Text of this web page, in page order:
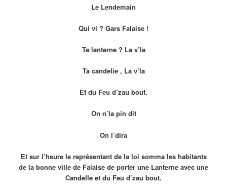
Le Lendemain
Qui vi ? Gars Falaise !
Ta lanterne ? La v’la
Ta candelie , La v’la
Et du Feu d’zau bout.
On n’la pin dit
On l’dira
Et sur l’heure le représentant de la loi somma les habitants
de la bonne ville de Falaise de porter une Lanterne avec une
Candelle et du Feu d’zau bout.